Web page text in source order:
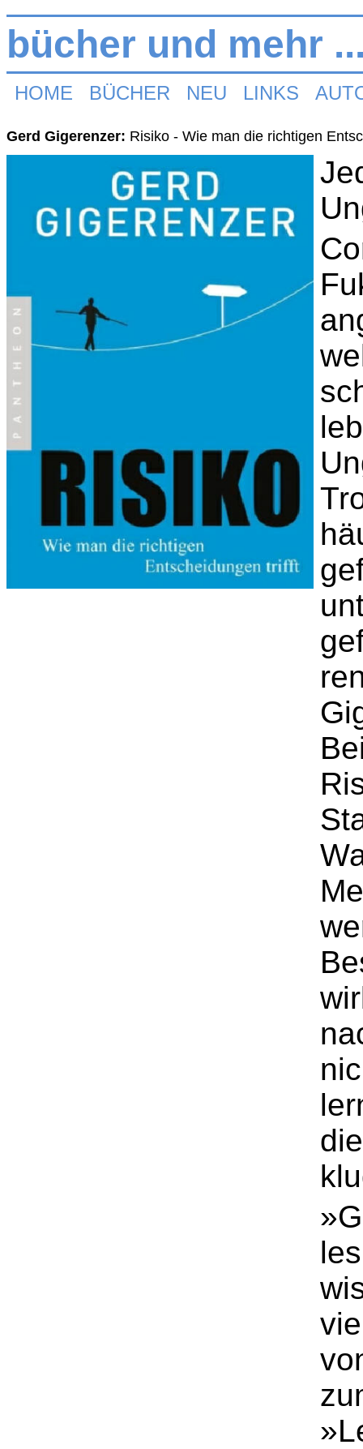
bücher und mehr
HOME BÜCHER NEU LINKS
Gerd Gigerenzer: Risiko - Wie man die richtigen